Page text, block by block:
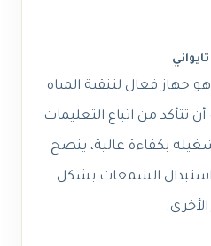
سكاي 7 مراحل هو جهاز فعال لتنقية المياه
تتأكد من اتباع التعليمات
بكفاءة عالية، ينصح
استبدال الشمعات بشكل